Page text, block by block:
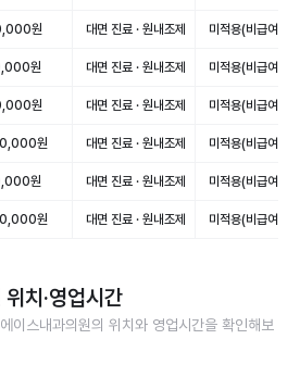
원 대면 진료 · 원내조제 미적용(비급여)
원 대면 진료 · 원내조제 미적용(비급여)
원 대면 진료 · 원내조제 미적용(비급여)
원 대면 진료 · 원내조제 미적용(비급여)
원 대면 진료 · 원내조제 미적용(비급여)
원 대면 진료 · 원내조제 미적용(비급여)
위치·영업시간
이스내과의원의 위치와 영업시간을 확인해보